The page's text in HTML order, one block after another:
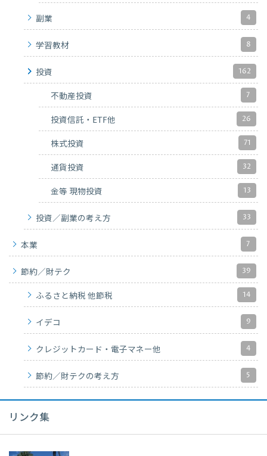
副業 4
学習教材 8
投資 162
不動産投資 7
投資信託・ETF他 26
株式投資 71
通貨投資 32
金等 現物投資 13
投資／副業の考え方 33
本業 7
節約／財テク 39
ふるさと納税 他節税 14
イデコ 9
クレジットカード・電子マネー他 4
節約／財テクの考え方 5
リンク集